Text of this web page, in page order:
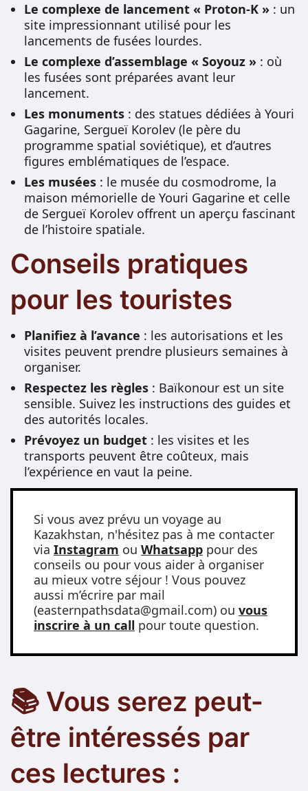
Le complexe de lancement « Proton-K » : un
site impressionnant utilisé pour les
lancements de fusées lourdes.
Le complexe d’assemblage « Soyouz » : où
les fusées sont préparées avant leur
lancement.
Les monuments : des statues dédiées à Youri
Gagarine, Sergueï Korolev (le père du
programme spatial soviétique), et d’autres
figures emblématiques de l’espace.
Les musées : le musée du cosmodrome, la
maison mémorielle de Youri Gagarine et celle
de Sergueï Korolev offrent un aperçu fascinant
de l’histoire spatiale.
Conseils pratiques
pour les touristes
Planifiez à l’avance : les autorisations et les
visites peuvent prendre plusieurs semaines à
organiser.
Respectez les règles : Baïkonour est un site
sensible. Suivez les instructions des guides et
des autorités locales.
Prévoyez un budget : les visites et les
transports peuvent être coûteux, mais
l’expérience en vaut la peine.
Si vous avez prévu un voyage au
Kazakhstan, n'hésitez pas à me contacter
via Instagram ou Whatsapp pour des
conseils ou pour vous aider à organiser
au mieux votre séjour ! Vous pouvez
aussi m’écrire par mail
(easternpathsdata@gmail.com) ou vous
inscrire à un call pour toute question.
📚 Vous serez peut-
être intéressés par
ces lectures :